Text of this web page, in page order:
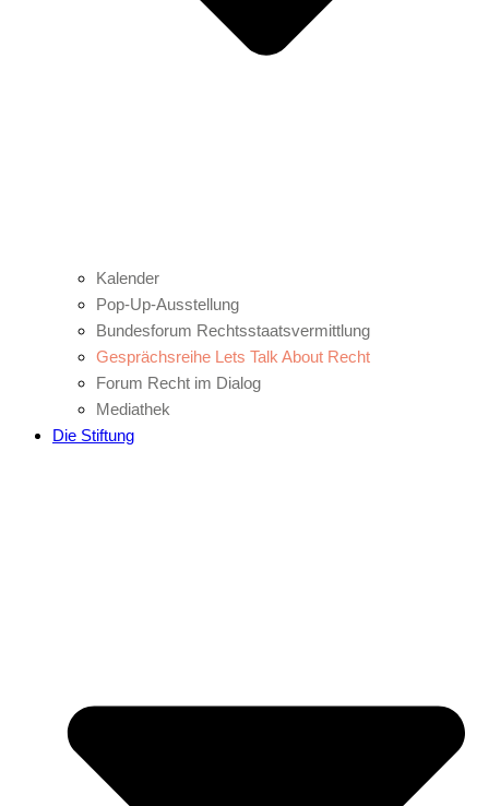
Kalender
Pop-Up-Ausstellung
Bundesforum Rechtsstaatsvermittlung
Gesprächsreihe Lets Talk About Recht
Forum Recht im Dialog
Mediathek
Die Stiftung